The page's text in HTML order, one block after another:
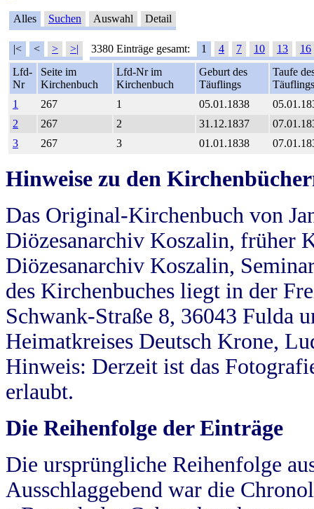
Alles Suchen Auswahl Detail
|< < > >| 3380 Einträge gesamt: 1 4 7 10 13
16
Lfd-
Nr
Seite im
Kirchenbuch
Lfd-Nr im
Kirchenbuch
Geburt des
Täuflings
Taufe
Täuflings
1
267 1 05.01.1838
2
267 2 31.12.1837
3
267 3 01.01.1838
Hinweise zu den
Das Original-Kirchenbuch von
Diözesanarchiv Koszalin, früher
Diözesanarchiv Koszalin,
des Kirchenbuches liegt in der
Schwank-Straße 8, 36043 Fulda
Heimatkreises Deutsch Krone,
Hinweis: Derzeit ist das
erlaubt.
Die Reihenfolge der Einträge
Die ursprüngliche Reihenfolge
Ausschlaggebend war die